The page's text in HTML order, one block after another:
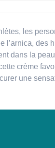
les
des
dans la
crème
une